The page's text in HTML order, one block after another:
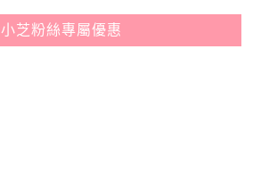
小芝粉絲專屬優惠